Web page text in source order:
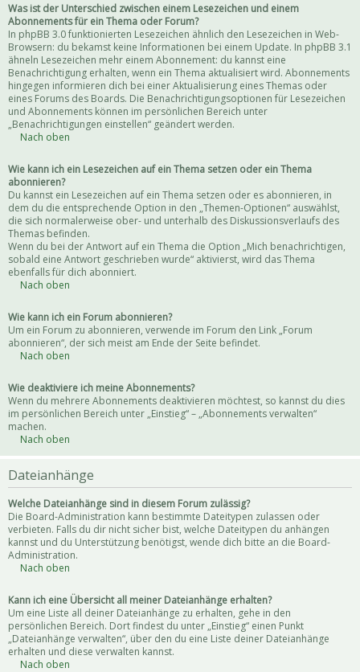
Was ist der Unterschied zwischen einem Lesezeichen und einem
Abonnements für ein Thema oder Forum?
In phpBB 3.0 funktionierten Lesezeichen ähnlich den Lesezeichen in Web-
Browsern: du bekamst keine Informationen bei einem Update. In phpBB 3.1
ähneln Lesezeichen mehr einem Abonnement: du kannst eine
Benachrichtigung erhalten, wenn ein Thema aktualisiert wird. Abonnements
hingegen informieren dich bei einer Aktualisierung eines Themas oder
eines Forums des Boards. Die Benachrichtigungsoptionen für Lesezeichen
und Abonnements können im persönlichen Bereich unter
„Benachrichtigungen einstellen“ geändert werden.
Nach oben
Wie kann ich ein Lesezeichen auf ein Thema setzen oder ein Thema
abonnieren?
Du kannst ein Lesezeichen auf ein Thema setzen oder es abonnieren, in
dem du die entsprechende Option in den „Themen-Optionen“ auswählst,
die sich normalerweise ober- und unterhalb des Diskussionsverlaufs des
Themas befinden.
Wenn du bei der Antwort auf ein Thema die Option „Mich benachrichtigen,
sobald eine Antwort geschrieben wurde“ aktivierst, wird das Thema
ebenfalls für dich abonniert.
Nach oben
Wie kann ich ein Forum abonnieren?
Um ein Forum zu abonnieren, verwende im Forum den Link „Forum
abonnieren“, der sich meist am Ende der Seite befindet.
Nach oben
Wie deaktiviere ich meine Abonnements?
Wenn du mehrere Abonnements deaktivieren möchtest, so kannst du dies
im persönlichen Bereich unter „Einstieg“ – „Abonnements verwalten“
machen.
Nach oben
Dateianhänge
Welche Dateianhänge sind in diesem Forum zulässig?
Die Board-Administration kann bestimmte Dateitypen zulassen oder
verbieten. Falls du dir nicht sicher bist, welche Dateitypen du anhängen
kannst und du Unterstützung benötigst, wende dich bitte an die Board-
Administration.
Nach oben
Kann ich eine Übersicht all meiner Dateianhänge erhalten?
Um eine Liste all deiner Dateianhänge zu erhalten, gehe in den
persönlichen Bereich. Dort findest du unter „Einstieg“ einen Punkt
„Dateianhänge verwalten“, über den du eine Liste deiner Dateianhänge
erhalten und diese verwalten kannst.
Nach oben